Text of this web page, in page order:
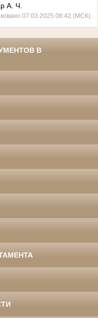
А. Ч.
07.03.2025 06:42 (МСК)
В